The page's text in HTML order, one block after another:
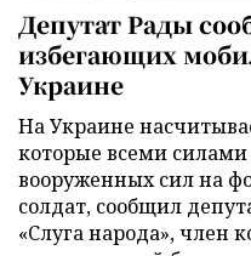
Депутат Рады
избегающих
Украине
На Украине
которые всеми
вооруженных сил на
солдат, сообщил
«Слуга народа», член